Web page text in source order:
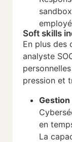
Soft skills
En plus des
analyste
pression et
en
La